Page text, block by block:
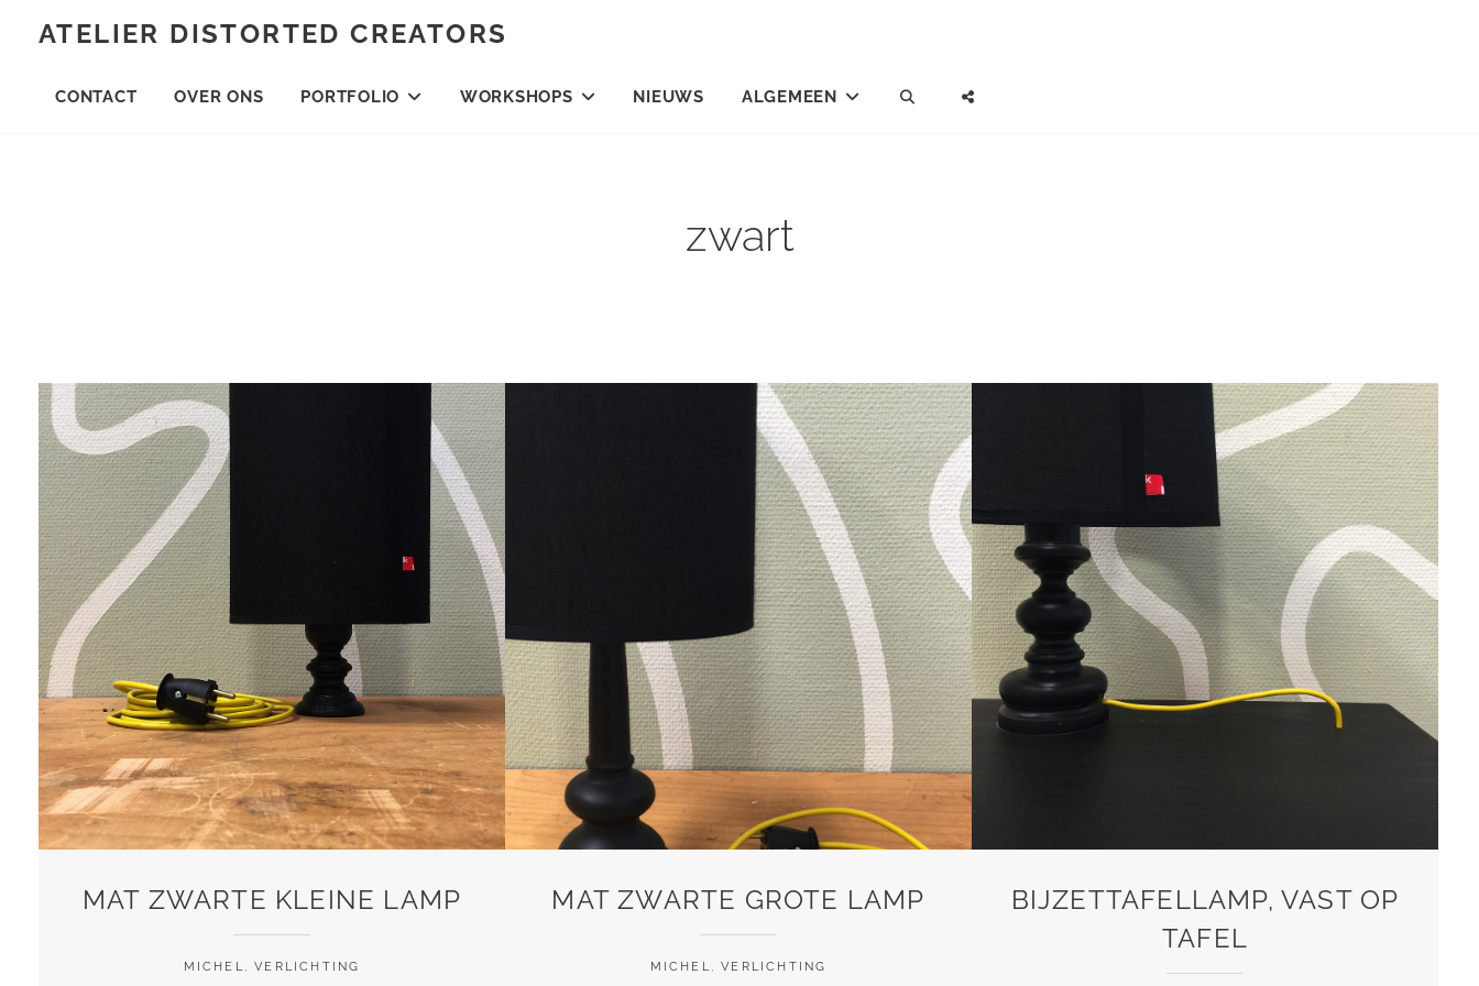
ATELIER DISTORTED CREATORS
CONTACT OVER ONS PORTFOLIO WORKSHOPS NIEUWS ALGEMEEN SEARCH
zwart
MAT ZWARTE KLEINE LAMP
MICHEL,VERLICHTING
MAT ZWARTE GROTE LAMP
MICHEL,VERLICHTING
BIJZETTAFELLAMP, VAST OP
TAFEL